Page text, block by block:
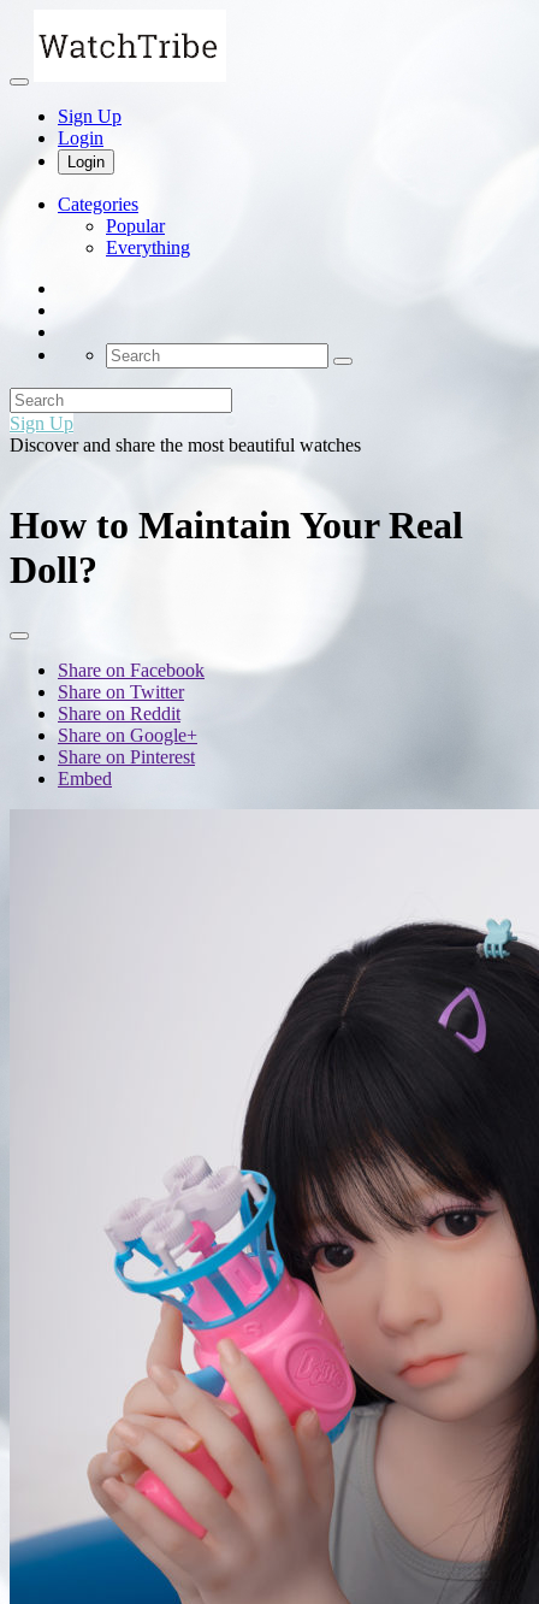
Sign Up
Login
Login
Categories
Popular
Everything
Sign Up
Discover and share the most beautiful watches
How to Maintain Your Real
Doll?
Share on Facebook
Share on Twitter
Share on Reddit
Share on Google+
Share on Pinterest
Embed